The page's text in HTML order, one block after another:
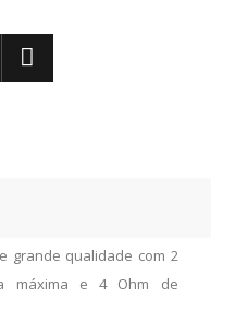
grande qualidade com 2
máxima e 4 Ohm de